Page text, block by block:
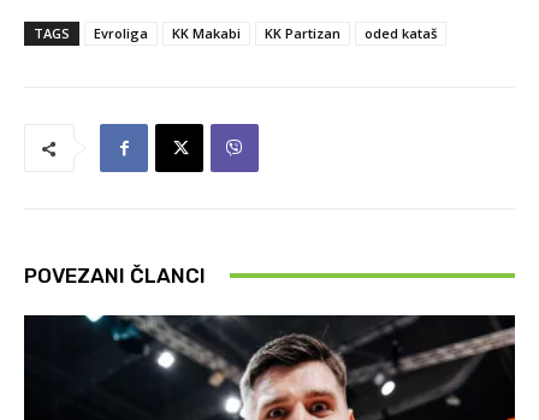
TAGS Evroliga KK Makabi KK Partizan oded kataš
POVEZANI ČLANCI